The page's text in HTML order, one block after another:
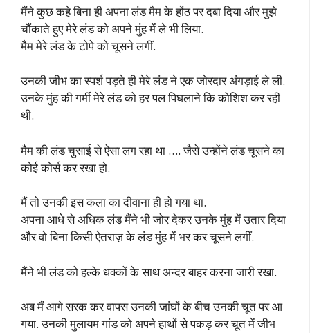
मैंने कुछ कहे बिना ही अपना लंड मैम के होंठ पर दबा दिया और मुझे
चौंकाते हुए मेरे लंड को अपने मुंह में ले भी लिया.
मैम मेरे लंड के टोपे को चूसने लगीं.
उनकी जीभ का स्पर्श पड़ते ही मेरे लंड ने एक जोरदार अंगड़ाई ले ली.
उनके मुंह की गर्मी मेरे लंड को हर पल पिघलाने कि कोशिश कर रही
थी.
मैम की लंड चुसाई से ऐसा लग रहा था …. जैसे उन्होंने लंड चूसने का
कोई कोर्स कर रखा हो.
मैं तो उनकी इस कला का दीवाना ही हो गया था.
अपना आधे से अधिक लंड मैंने भी जोर देकर उनके मुंह में उतार दिया
और वो बिना किसी ऐतराज़ के लंड मुंह में भर कर चूसने लगीं.
मैंने भी लंड को हल्के धक्कों के साथ अन्दर बाहर करना जारी रखा.
अब मैं आगे सरक कर वापस उनकी जांघों के बीच उनकी चूत पर आ
गया. उनकी मुलायम गांड को अपने हाथों से पकड़ कर चूत में जीभ